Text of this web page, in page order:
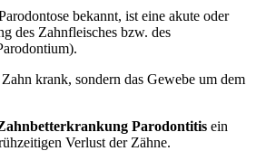
bekannt, ist eine akute oder
des Zahnfleisches bzw. des
krank, sondern das Gewebe um dem
Parodontitis ein
Verlust der Zähne.